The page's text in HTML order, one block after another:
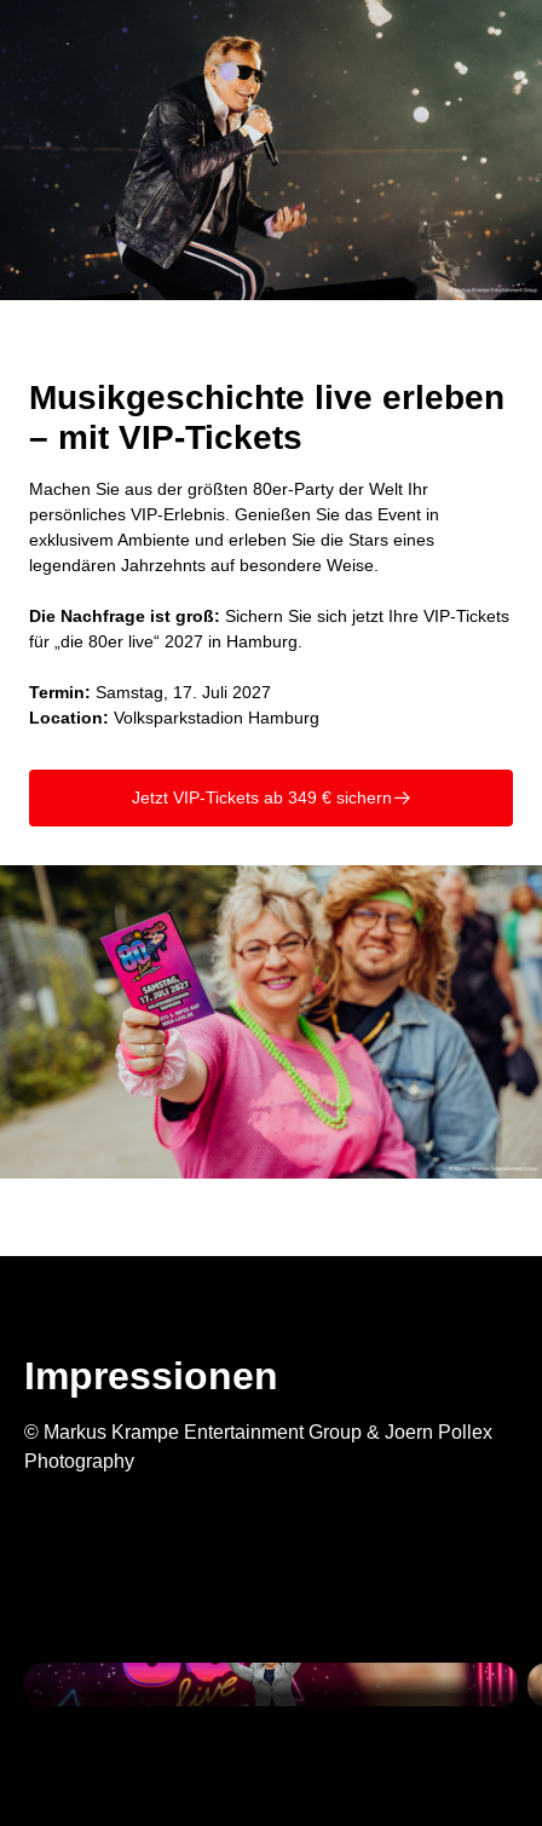
Musikgeschichte live erleben
– mit VIP-Tickets
Machen Sie aus der größten 80er-Party der Welt Ihr
persönliches VIP-Erlebnis. Genießen Sie das Event in
exklusivem Ambiente und erleben Sie die Stars eines
legendären Jahrzehnts auf besondere Weise.
Die Nachfrage ist groß: Sichern Sie sich jetzt Ihre VIP-Tickets
für „die 80er live“ 2027 in Hamburg.
Termin: Samstag, 17. Juli 2027
Location: Volksparkstadion Hamburg
Jetzt VIP-Tickets ab 349 € sichern􀄫
Impressionen
© Markus Krampe Entertainment Group & Joern Pollex
Photography